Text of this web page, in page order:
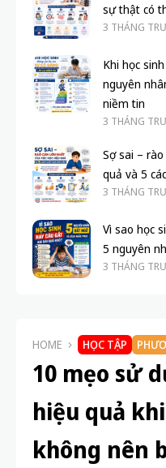
sự thật có
3 THÁNG
Khi học
nguyên
niềm tin
3 THÁNG
Sợ sai –
quả và 5
3 THÁNG
Vì sao học
5 nguyên
3 THÁNG
HOME HỌC TẬP
10 mẹo sử
hiệu quả
không nên